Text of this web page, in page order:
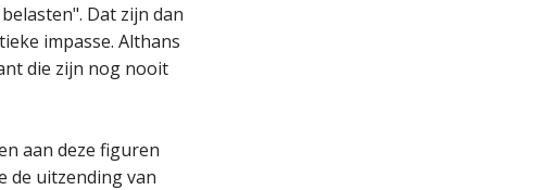
Dat zijn dan
impasse. Althans
die zijn nog nooit
aan deze figuren
de uitzending van